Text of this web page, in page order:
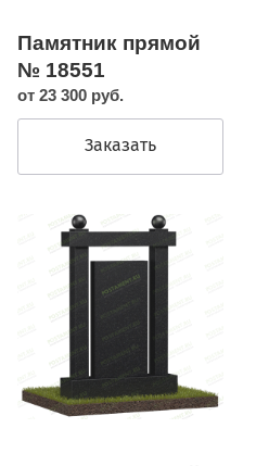
Памятник прямой
№ 18551
от 23 300 руб.
Заказать